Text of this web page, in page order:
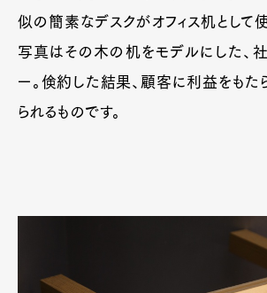
似の簡素なデスクがオフィス机として
写真はその木の机をモデルにした、
ー。倹約した結果、顧客に利益をも
られるものです。